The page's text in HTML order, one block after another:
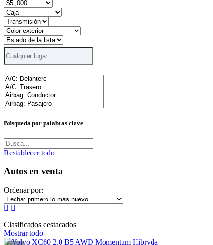
Búsqueda por palabras clave
Restablecer todo
Autos en venta
Ordenar por:
Clasificados destacados
Mostrar todo